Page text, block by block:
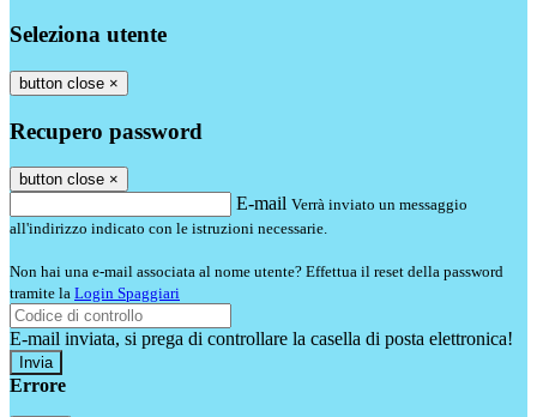
Seleziona utente
button close ×
Recupero password
button close ×
E-mail Verrà inviato un messaggio
all'indirizzo indicato con le istruzioni necessarie.
Non hai una e-mail associata al nome utente? Effettua il reset della password
tramite la Login Spaggiari
E-mail inviata, si prega di controllare la casella di posta elettronica!
Errore